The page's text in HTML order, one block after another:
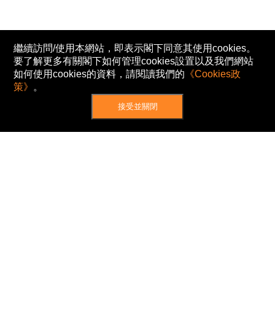
繼續訪問/使用本網站，即表示閣下同意其使用cookies。
要了解更多有關閣下如何管理cookies設置以及我們網站
如何使用cookies的資料，請閱讀我們的 《Cookies政
策》 。
接受並關閉